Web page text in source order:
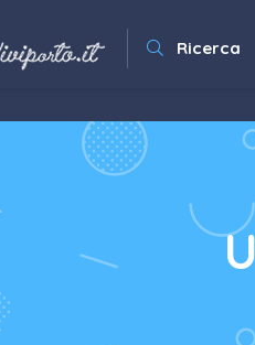
Ricerca